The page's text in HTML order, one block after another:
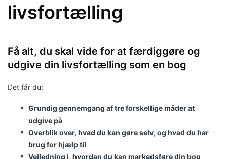
livsfortælling
Få alt, du skal vide for at færdiggøre og
udgive din livsfortælling som en bog
Det får du:
Grundig gennemgang af tre forskellige måder at
udgive på
Overblik over, hvad du kan gøre selv, og hvad du har
brug for hjælp til
Vejledning i, hvordan du kan markedsføre din bog